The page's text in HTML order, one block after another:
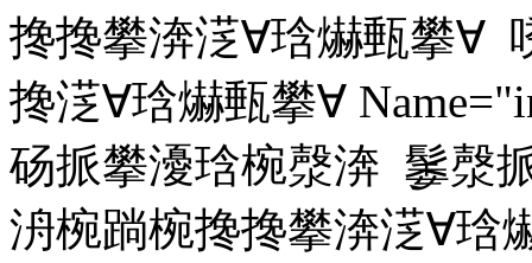
搀搀攀渀㴀∀琀爀甀攀∀
搀㴀∀琀爀甀攀∀
砀挀攀瀀琀椀漀渀 䰀漀
洀椀䠀椀搀搀攀渀㴀∀琀